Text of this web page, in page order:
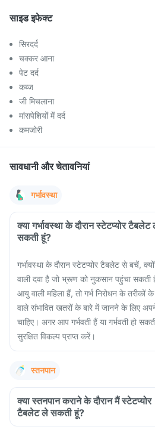
साइड इफेक्ट
सिरदर्द
चक्कर आना
पेट दर्द
कब्ज
जी मिचलाना
मांसपेशियों में दर्द
कमजोरी
सावधानी और चेतावनियां
गर्भावस्था
क्या गर्भावस्था के दौरान स्टेटप्योर टैबलेट
सकती हूं?
गर्भावस्था के दौरान स्टेटप्योर टैबलेट से बचें,
वाली दवा है जो भ्रूण को नुकसान पहुंचा सकती
आयु वाली महिला हैं, तो गर्भ निरोधन के तरीकों
वाले संभावित खतरों के बारे में जानने के लिए
चाहिए। अगर आप गर्भवती हैं या गर्भवती हो
सुरक्षित विकल्प प्राप्त करें।
स्तनपान
क्या स्तनपान कराने के दौरान मैं स्टेटप्योर
टैबलेट ले सकती हूं?